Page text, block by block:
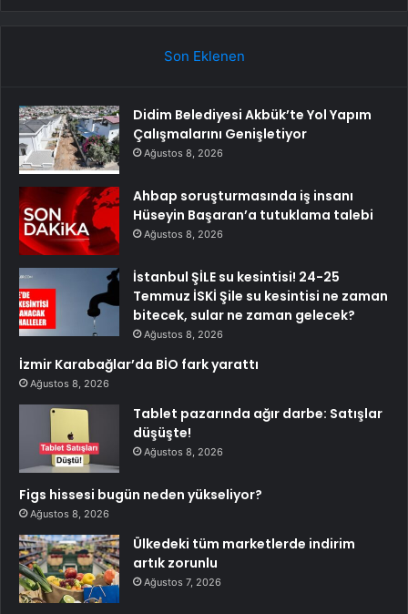
Son Eklenen
Didim Belediyesi Akbük’te Yol Yapım
Çalışmalarını Genişletiyor
Ağustos 8, 2026
Ahbap soruşturmasında iş insanı
Hüseyin Başaran’a tutuklama talebi
Ağustos 8, 2026
İstanbul ŞİLE su kesintisi! 24-25
Temmuz İSKİ Şile su kesintisi ne zaman
bitecek, sular ne zaman gelecek?
Ağustos 8, 2026
İzmir Karabağlar’da BİO fark yarattı
Ağustos 8, 2026
Tablet pazarında ağır darbe: Satışlar
düşüşte!
Ağustos 8, 2026
Figs hissesi bugün neden yükseliyor?
Ağustos 8, 2026
Ülkedeki tüm marketlerde indirim
artık zorunlu
Ağustos 7, 2026